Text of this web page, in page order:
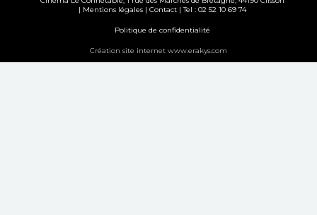
| Mentions légales| Contact| Tel : 02 52 10 69 74
Politique de confidentialité
Création site internet www.erakys.com